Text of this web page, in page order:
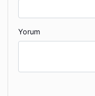
Yorum